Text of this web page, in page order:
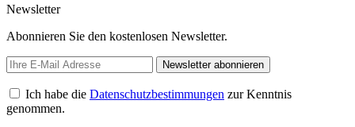
Newsletter
Abonnieren Sie den kostenlosen Newsletter.
Newsletter abonnieren
Ich habe die Datenschutzbestimmungen zur Kenntnis
genommen.